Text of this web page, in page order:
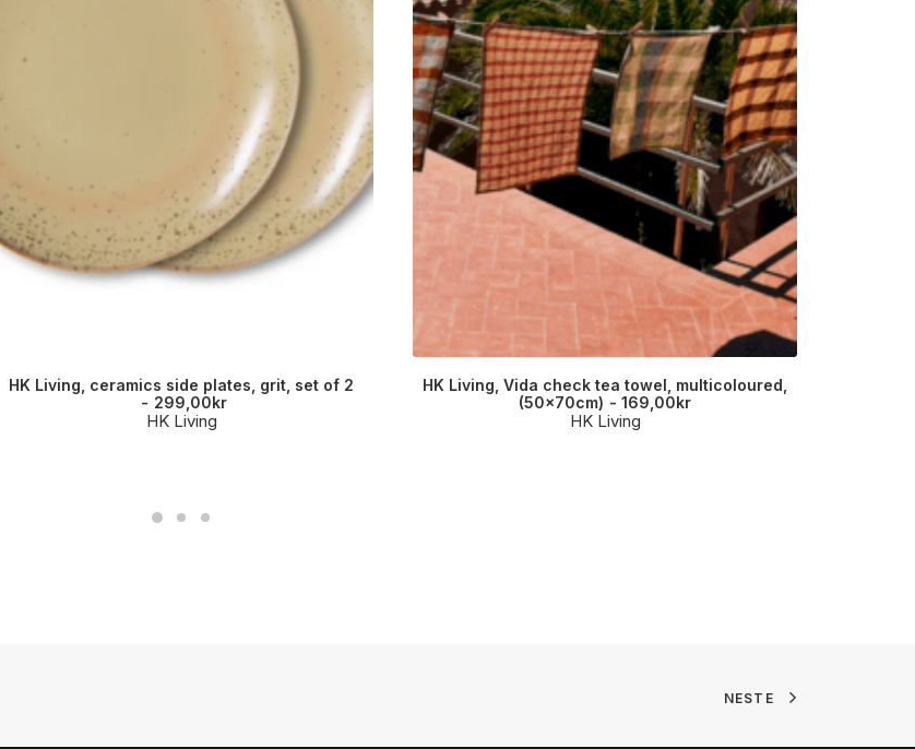
HK Living, ceramics side plates, grit, set of 2
299,00kr
HK Living
HK Living, Vida check tea towel, multicoloured,
(50x70cm)
169,00kr
HK Living
NESTE